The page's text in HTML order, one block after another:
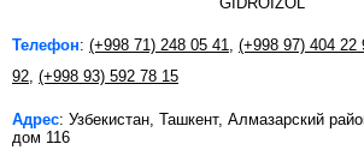
Телефон: (+998 71) 248 05 41 (+998 97) 404 22
92 (+998 93) 592 78 15
Адрес: Узбекистан, Ташкент, Алмазарский
дом 116